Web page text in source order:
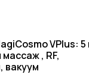
VPlus: 5
, RF,
вакуум